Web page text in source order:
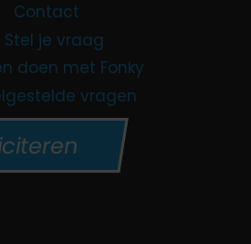
Contact
Stel je vraag
doen met Fonky
vragen